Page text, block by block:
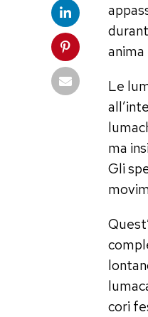
Le
ma
Gli
cori